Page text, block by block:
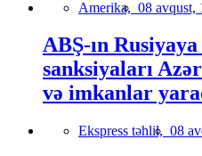
Amerika, 08 avqust,
ABŞ-ın
sanksiyaları
və imkanlar
Ekspress təhlil, 08